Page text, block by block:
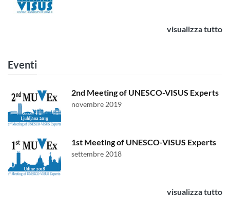
visualizza tutto
Eventi
2nd Meeting of UNESCO-VISUS Experts
novembre 2019
1st Meeting of UNESCO-VISUS Experts
settembre 2018
visualizza tutto